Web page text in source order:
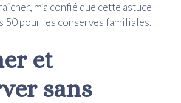
m’a confié que cette astuce
50 pour les conserves familiales.
et
sans